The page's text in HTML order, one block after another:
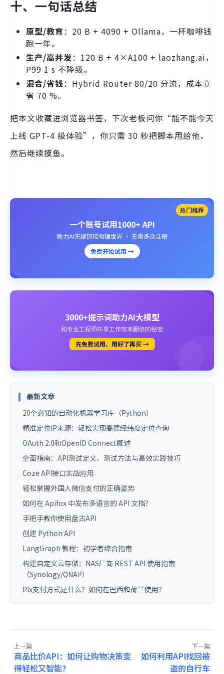
十、一句话总结
原型/教育：20 B + 4090 + Ollama，一杯咖啡钱
跑一年。
生产/高并发：120 B + 4×A100 + laozhang.ai，
P99 1 s 不降级。
混合/省钱：Hybrid Router 80/20 分流，成本立
省 70 %。
把本文收藏进浏览器书签，下次老板问你“能不能今天
上线 GPT-4 级体验”，你只需 30 秒把脚本甩给他，
然后继续摸鱼。
热门推荐
一个账号试用1000+ API
助力AI无缝链接物理世界 · 无需多次注册
免费开始试用 →
3000+提示词助力AI大模型
和专业工程师共享工作效率翻倍的秘密
先免费试用、用好了再买 →
最新文章
20个必知的自动化机器学习库（Python）
精准定位IP来源：轻松实现高德经纬度定位查询
OAuth 2.0和OpenID Connect概述
全面指南：API测试定义、测试方法与高效实践技巧
Coze API接口实战应用
轻松掌握外国人微信支付的正确姿势
如何在 Apifox 中发布多语言的 API 文档？
手把手教你使用盘古API
创建 Python API
LangGraph 教程：初学者综合指南
构建自定义云存储：NAS厂商 REST API 使用指南
（Synology/QNAP）
Pix支付方式是什么？如何在巴西和荷兰使用？
上一篇
商品比价API：如何让购物决策变
得轻松又智能？
下一篇
如何利用API找回被
盗的自行车